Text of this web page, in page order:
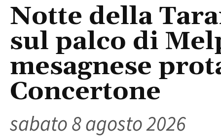
Notte della
sul palco di
mesagnese
Concertone
sabato 8 agosto 2026